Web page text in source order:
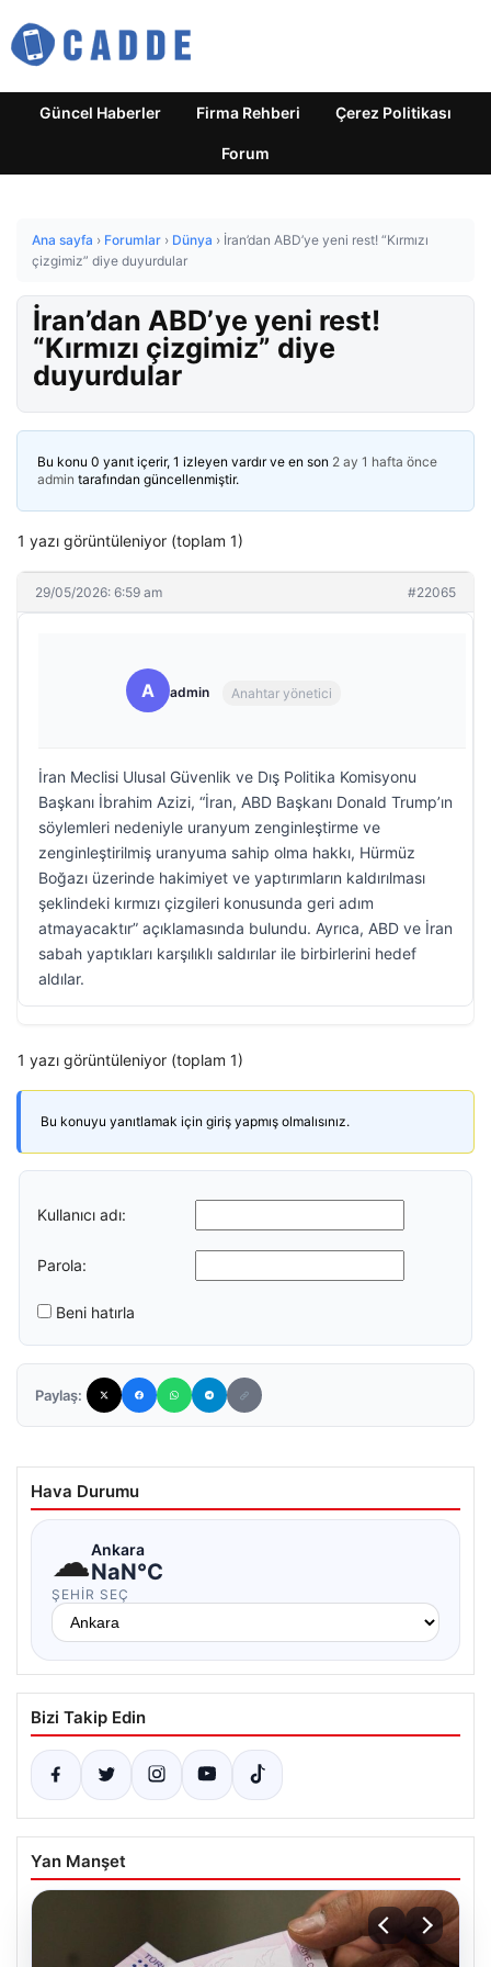
Güncel Haberler Firma Rehberi Çerez Politikası
Forum
Ana sayfa › Forumlar › Dünya › İran’dan ABD’ye yeni rest! “Kırmızı
çizgimiz” diye duyurdular
İran’dan ABD’ye yeni rest!
“Kırmızı çizgimiz” diye
duyurdular
Bu konu 0 yanıt içerir, 1 izleyen vardır ve en son 2 ay 1 hafta önce
admin tarafından güncellenmiştir.
1 yazı görüntüleniyor (toplam 1)
29/05/2026: 6:59 am #22065
A admin Anahtar yönetici
İran Meclisi Ulusal Güvenlik ve Dış Politika Komisyonu
Başkanı İbrahim Azizi, “İran, ABD Başkanı Donald Trump’ın
söylemleri nedeniyle uranyum zenginleştirme ve
zenginleştirilmiş uranyuma sahip olma hakkı, Hürmüz
Boğazı üzerinde hakimiyet ve yaptırımların kaldırılması
şeklindeki kırmızı çizgileri konusunda geri adım
atmayacaktır” açıklamasında bulundu. Ayrıca, ABD ve İran
sabah yaptıkları karşılıklı saldırılar ile birbirlerini hedef
aldılar.
1 yazı görüntüleniyor (toplam 1)
Bu konuyu yanıtlamak için giriş yapmış olmalısınız.
Kullanıcı adı:
Parola:
Beni hatırla
Paylaş:
Hava Durumu
☁Ankara
NaN°C
ŞEHIR SEÇ
Bizi Takip Edin
Yan Manşet